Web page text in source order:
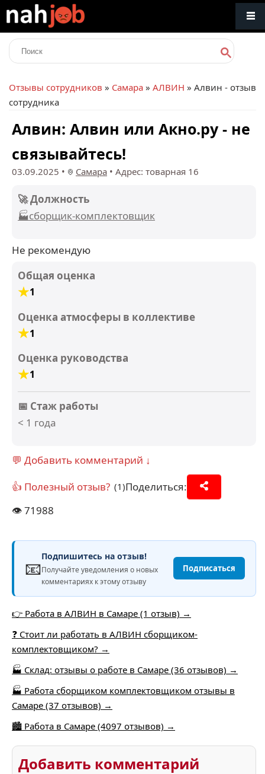
Отзывы сотрудников » Самара » АЛВИН » Алвин - отзыв
сотрудника
Алвин: Алвин или Акно.ру - не
связывайтесь!
03.09.2025 • Самара • Адрес: товарная 16
🚀 Должность
🏭сборщик-комплектовщик
Не рекомендую
Общая оценка
1
Оценка атмосферы в коллективе
1
Оценка руководства
1
📅 Стаж работы
< 1 года
💬 Добавить комментарий ↓
👍 Полезный отзыв? (1)Поделиться:
👁️71988
📧
Подпишитесь на отзыв!
Получайте уведомления о новых
комментариях к этому отзыву
Подписаться
👉 Работа в АЛВИН в Самаре (1 отзыв) →
❓ Стоит ли работать в АЛВИН сборщиком-
комплектовщиком? →
🏭 Склад: отзывы о работе в Самаре (36 отзывов) →
🏭 Работа сборщиком комплектовщиком отзывы в
Самаре (37 отзывов) →
🏙️ Работа в Самаре (4097 отзывов) →
Добавить комментарий